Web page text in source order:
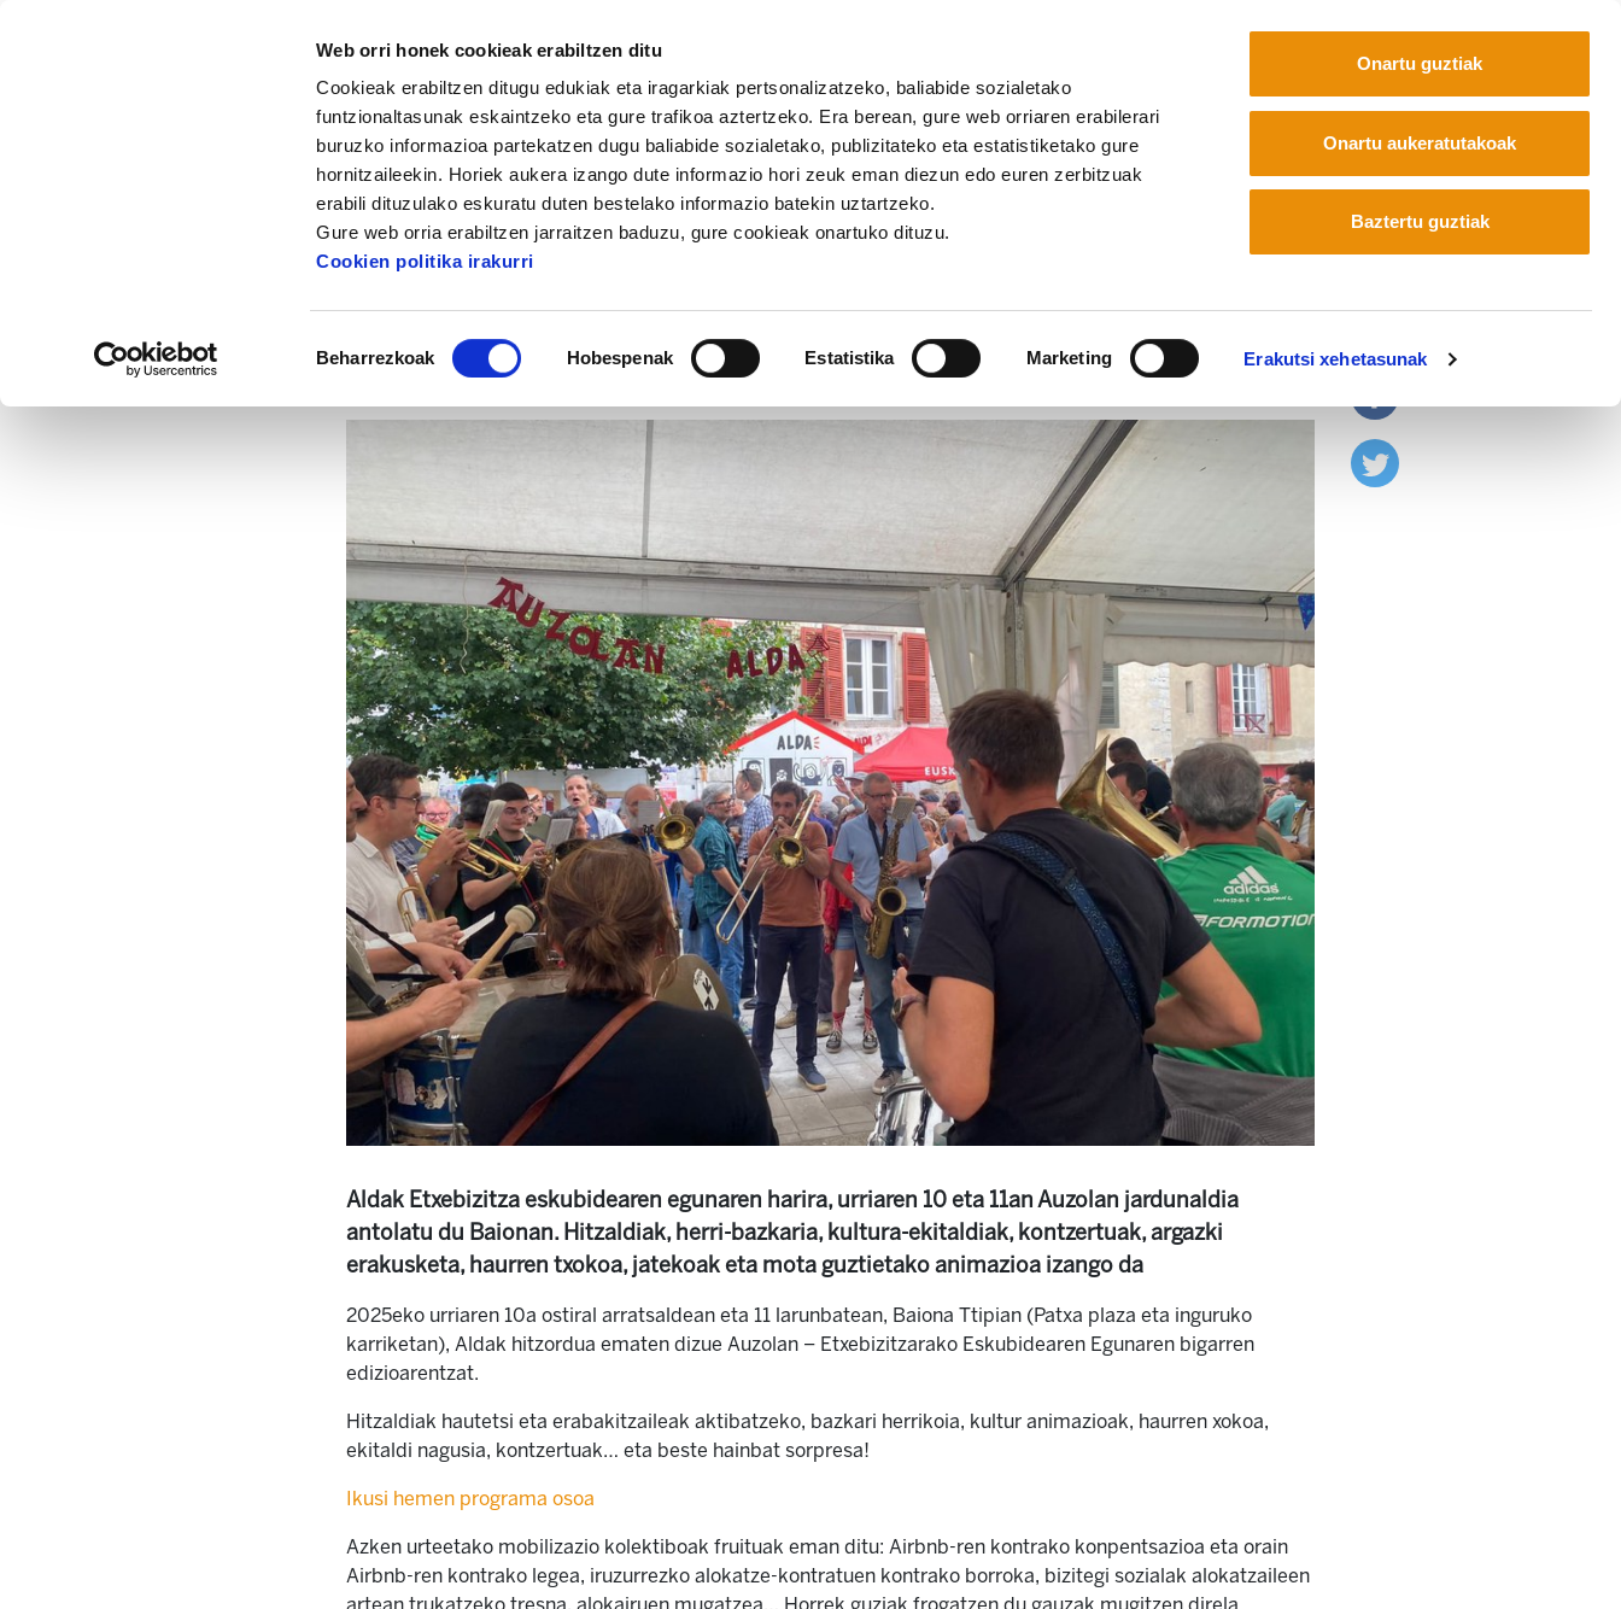
Web orri honek cookieak erabiltzen ditu
Cookieak erabiltzen ditugu edukiak eta iragarkiak pertsonalizatzeko, baliabide sozialetako
funtzionaltasunak eskaintzeko eta gure trafikoa aztertzeko. Era berean, gure web orriaren erabilerari
buruzko informazioa partekatzen dugu baliabide sozialetako, publizitateko eta estatistiketako gure
hornitzaileekin. Horiek aukera izango dute informazio hori zeuk eman diezun edo euren zerbitzuak
erabili dituzulako eskuratu duten bestelako informazio batekin uztartzeko.
Gure web orria erabiltzen jarraitzen baduzu, gure cookieak onartuko dituzu.
Cookien politika irakurri
hautatzea
Beharrezkoak Hobespenak Estatistika Marketing Erakutsi xehetasunak
Onartu guztiak
Onartu aukeratutakoak
Baztertu guztiak
Auzolan: Etxebizitza eskubidearen eguna
Auzolan: Etxebizitza eskubidearen eguna
Aldak Etxebizitza eskubidearen egunaren harira, urriaren 10 eta 11an Auzolan jardunaldia
antolatu du Baionan. Hitzaldiak, herri-bazkaria, kultura-ekitaldiak, kontzertuak, argazki
erakusketa, haurren txokoa, jatekoak eta mota guztietako animazioa izango da
2025eko urriaren 10a ostiral arratsaldean eta 11 larunbatean, Baiona Ttipian (Patxa plaza eta inguruko
karriketan), Aldak hitzordua ematen dizue Auzolan – Etxebizitzarako Eskubidearen Egunaren bigarren
edizioarentzat.
Hitzaldiak hautetsi eta erabakitzaileak aktibatzeko, bazkari herrikoia, kultur animazioak, haurren xokoa,
ekitaldi nagusia, kontzertuak… eta beste hainbat sorpresa!
Ikusi hemen programa osoa
Azken urteetako mobilizazio kolektiboak fruituak eman ditu: Airbnb-ren kontrako konpentsazioa eta orain
Airbnb-ren kontrako legea, iruzurrezko alokatze-kontratuen kontrako borroka, bizitegi sozialak alokatzaileen